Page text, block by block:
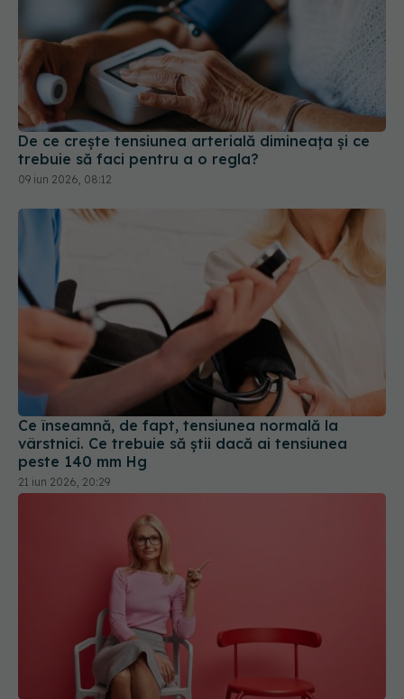
De ce crește tensiunea arterială dimineața și ce
trebuie să faci pentru a o regla?
09 iun 2026, 08:12
Ce înseamnă, de fapt, tensiunea normală la
vârstnici. Ce trebuie să știi dacă ai tensiunea
peste 140 mm Hg
21 iun 2026, 20:29